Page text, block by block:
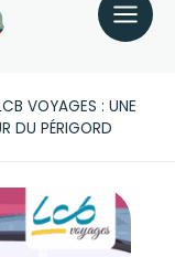
VOYAGES : UNE
DU PÉRIGORD